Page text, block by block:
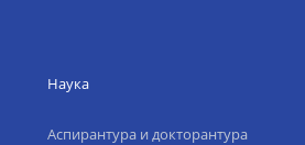
Наука
Аспирантура и докторантура